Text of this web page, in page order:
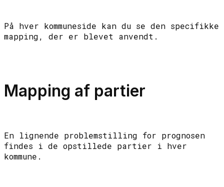
På hver kommuneside kan du se den specifikke
mapping, der er blevet anvendt.
Mapping af partier
En lignende problemstilling for prognosen
findes i de opstillede partier i hver
kommune.